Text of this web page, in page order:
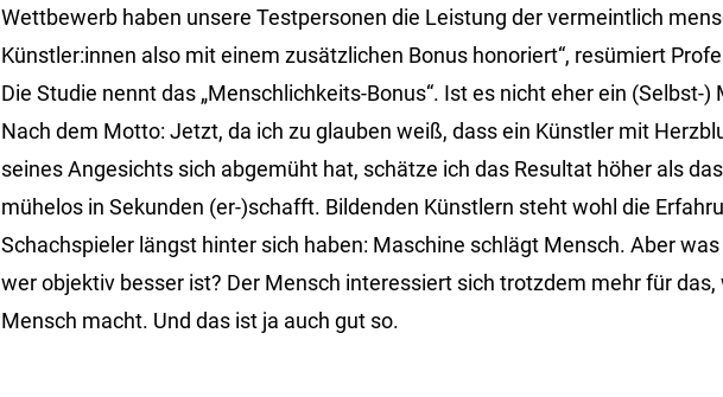
Wettbewerb haben unsere Testpersonen die Leistung der vermeintlich
Künstler:innen also mit einem zusätzlichen Bonus honoriert“, resümiert
Die Studie nennt das „Menschlichkeits-Bonus“. Ist es nicht eher ein (Selbst-)
Nach dem Motto: Jetzt, da ich zu glauben weiß, dass ein Künstler mit
seines Angesichts sich abgemüht hat, schätze ich das Resultat höher als
mühelos in Sekunden (er-)schafft. Bildenden Künstlern steht wohl die
Schachspieler längst hinter sich haben: Maschine schlägt Mensch. Aber
wer objektiv besser ist? Der Mensch interessiert sich trotzdem mehr für das,
Mensch macht. Und das ist ja auch gut so.